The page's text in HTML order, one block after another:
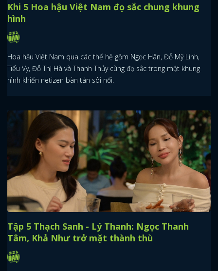
Khi 5 Hoa hậu Việt Nam đọ sắc chung khung
hình
Hoa hậu Việt Nam qua các thế hệ gồm Ngọc Hân, Đỗ Mỹ Linh,
Tiểu Vy, Đỗ Thị Hà và Thanh Thủy cùng đọ sắc trong một khung
hình khiến netizen bàn tán sôi nổi.
Tập 5 Thạch Sanh - Lý Thanh: Ngọc Thanh
Tâm, Khả Như trở mặt thành thù